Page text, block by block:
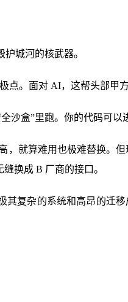
城河的核武器。
。面对 AI，这帮头部甲
沙盒”里跑。你的代码可以
就算难用也极难替换。
换成 B 厂商的接口。
复杂的系统和高昂的迁